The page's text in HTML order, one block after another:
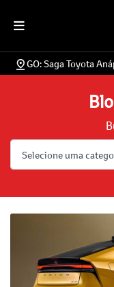
GO: Saga Toyota